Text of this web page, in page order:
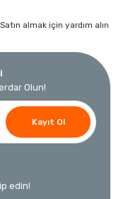
Satın almak için yardım alın
Olun!
Kayıt Ol
edin!